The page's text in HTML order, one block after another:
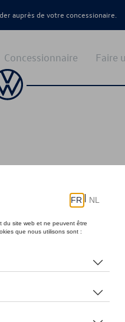
auprès de votre concessionaire.
Faire
Concessionnaire
stock